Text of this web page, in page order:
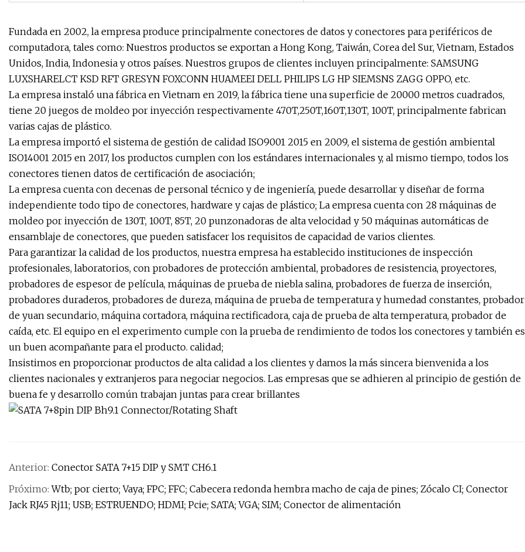
Fundada en 2002, la empresa produce principalmente conectores de datos y conectores para periféricos de
computadora, tales como: Nuestros productos se exportan a Hong Kong, Taiwán, Corea del Sur, Vietnam, Estados
Unidos, India, Indonesia y otros países. Nuestros grupos de clientes incluyen principalmente: SAMSUNG
LUXSHARELCT KSD RFT GRESYN FOXCONN HUAMEEI DELL PHILIPS LG HP SIEMSNS ZAGG OPPO, etc.
La empresa instaló una fábrica en Vietnam en 2019, la fábrica tiene una superficie de 20000 metros cuadrados,
tiene 20 juegos de moldeo por inyección respectivamente 470T,250T,160T,130T, 100T, principalmente fabrican
varias cajas de plástico.
La empresa importó el sistema de gestión de calidad ISO9001 2015 en 2009, el sistema de gestión ambiental
ISO14001 2015 en 2017, los productos cumplen con los estándares internacionales y, al mismo tiempo, todos los
conectores tienen datos de certificación de asociación;
La empresa cuenta con decenas de personal técnico y de ingeniería, puede desarrollar y diseñar de forma
independiente todo tipo de conectores, hardware y cajas de plástico; La empresa cuenta con 28 máquinas de
moldeo por inyección de 130T, 100T, 85T, 20 punzonadoras de alta velocidad y 50 máquinas automáticas de
ensamblaje de conectores, que pueden satisfacer los requisitos de capacidad de varios clientes.
Para garantizar la calidad de los productos, nuestra empresa ha establecido instituciones de inspección
profesionales, laboratorios, con probadores de protección ambiental, probadores de resistencia, proyectores,
probadores de espesor de película, máquinas de prueba de niebla salina, probadores de fuerza de inserción,
probadores duraderos, probadores de dureza, máquina de prueba de temperatura y humedad constantes, probador
de yuan secundario, máquina cortadora, máquina rectificadora, caja de prueba de alta temperatura, probador de
caída, etc. El equipo en el experimento cumple con la prueba de rendimiento de todos los conectores y también es
un buen acompañante para el producto. calidad;
Insistimos en proporcionar productos de alta calidad a los clientes y damos la más sincera bienvenida a los
clientes nacionales y extranjeros para negociar negocios. Las empresas que se adhieren al principio de gestión de
buena fe y desarrollo común trabajan juntas para crear brillantes
Anterior: Conector SATA 7+15 DIP y SMT CH6.1
Próximo:Wtb; por cierto; Vaya; FPC; FFC; Cabecera redonda hembra macho de caja de pines; Zócalo CI; Conector
Jack RJ45 Rj11; USB; ESTRUENDO; HDMI; Pcie; SATA; VGA; SIM; Conector de alimentación